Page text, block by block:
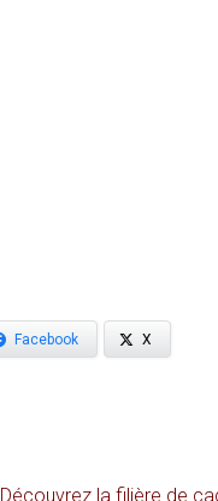
Facebook X
Découvrez la filière de